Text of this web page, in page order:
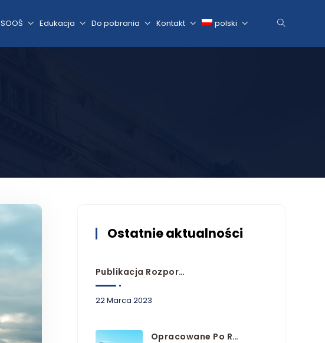
SOOŚ Edukacja Do pobrania Kontakt polski
Ostatnie aktualności
Publikacja Rozporządzeń Przyjmujących Plany Zarządzania Ryzykiem Powodziowym
22 Marca 2023
Opracowane Po Raz Pierwszy Plany Zarządzania Ryzykiem Powodziowym Dla Obszarów Dorzeczy Niemna, Dunaju I Łaby